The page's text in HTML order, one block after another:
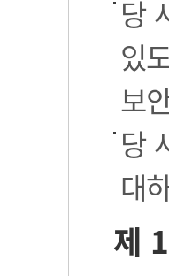
당
있
보
당
대
제